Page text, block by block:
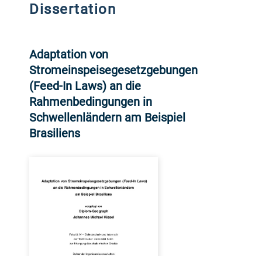
Dissertation
Adaptation von
Stromeinspeisegesetzgebungen
(Feed-In Laws) an die
Rahmenbedingungen in
Schwellenländern am Beispiel
Brasiliens